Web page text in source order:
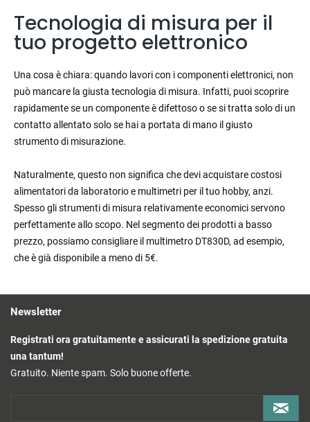
Tecnologia di misura per il
tuo progetto elettronico
Una cosa è chiara: quando lavori con i componenti elettronici, non
può mancare la giusta tecnologia di misura. Infatti, puoi scoprire
rapidamente se un componente è difettoso o se si tratta solo di un
contatto allentato solo se hai a portata di mano il giusto
strumento di misurazione.
Naturalmente, questo non significa che devi acquistare costosi
alimentatori da laboratorio e multimetri per il tuo hobby, anzi.
Spesso gli strumenti di misura relativamente economici servono
perfettamente allo scopo. Nel segmento dei prodotti a basso
prezzo, possiamo consigliare il multimetro DT830D, ad esempio,
che è già disponibile a meno di 5€.
Newsletter
Registrati ora gratuitamente e assicurati la spedizione gratuita
una tantum!
Gratuito. Niente spam. Solo buone offerte.